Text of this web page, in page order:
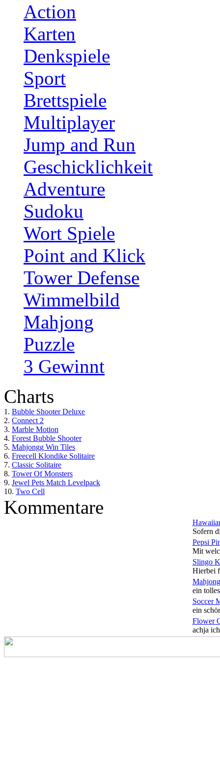
Action
Karten
Denkspiele
Sport
Brettspiele
Multiplayer
Jump and Run
Geschicklichkeit
Adventure
Sudoku
Wort Spiele
Point and Klick
Tower Defense
Wimmelbild
Mahjong
Puzzle
3 Gewinnt
Charts
1. Bubble Shooter Deluxe
2. Connect 2
3. Marble Motion
4. Forest Bubble Shooter
5. Mahjongg Win Tiles
6. Freecell Klondike Solitaire
7. Classic Solitaire
8. Tower Of Monsters
9. Jewel Pets Match Levelpack
10. Two Cell
Kommentare
Sofern
Pepsi
Mit
Slingo
Hierbei
ein
Soccer
ein
Flower
achja